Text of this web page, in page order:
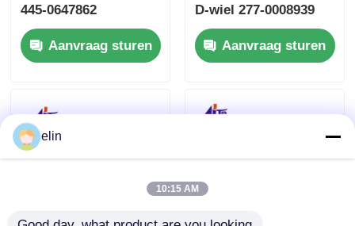
445-0647862
4450647862
Aanvraag sturen
D-wiel 277-0008939
445-0737509 445-
0592170Aanvraag sturen
elin
10:15 AM